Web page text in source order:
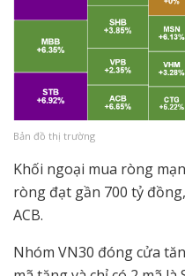
Bản đồ thị trường
Khối ngoại mua ròng
ròng đạt gần 700 tỷ
ACB.
Nhóm VN30 đóng cửa